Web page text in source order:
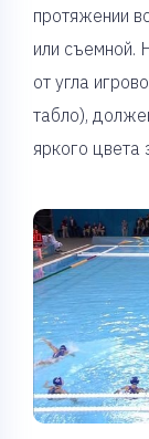
протяжении
или съемной.
от угла
табло),
яркого цвета